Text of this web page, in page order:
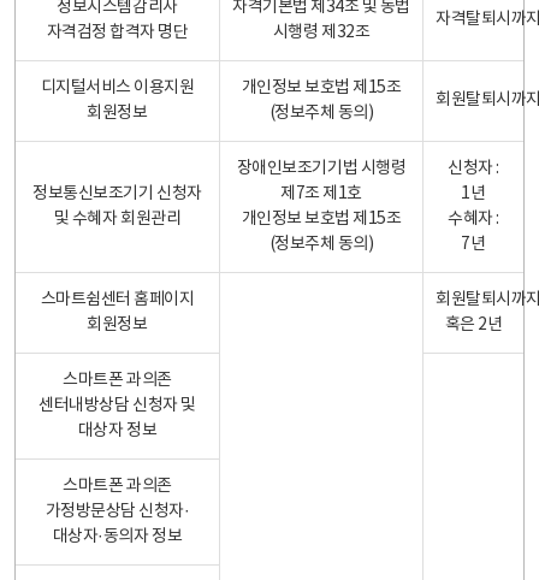
정보시스템감리사
자격검정 합격자 명단
자격기본법 제34조 및 동법
시행령 제32조
자격탈퇴시까
디지털서비스 이용지원
회원정보
개인정보 보호법 제15조
(정보주체 동의)
회원탈퇴시까
정보통신보조기기 신청자
및 수혜자 회원관리
장애인보조기기법 시행령
제7조 제1호
개인정보 보호법 제15조
(정보주체 동의)
신청자 :
1년
수혜자 :
7년
스마트쉼센터 홈페이지
회원정보
회원탈퇴시까
혹은 2년
스마트폰 과의존
센터내방상담 신청자 및
대상자 정보
스마트폰 과의존
가정방문상담 신청자·
대상자·동의자 정보